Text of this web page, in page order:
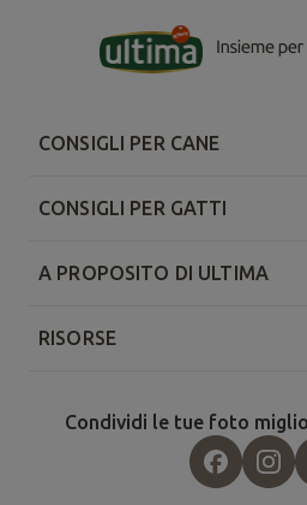
CONSIGLI PER CANE
CONSIGLI PER GATTI
A PROPOSITO DI ULTIMA
RISORSE
Condividi le tue foto